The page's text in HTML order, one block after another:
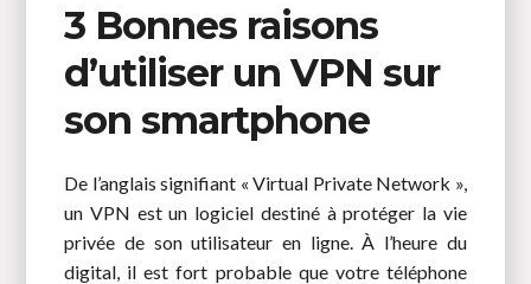
3 Bonnes raisons
d’utiliser un VPN sur
son smartphone
De l’anglais signifiant « Virtual Private Network »,
un VPN est un logiciel destiné à protéger la vie
privée de son utilisateur en ligne. À l’heure du
digital, il est fort probable que votre téléphone